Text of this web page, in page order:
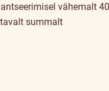
vähemalt
summalt